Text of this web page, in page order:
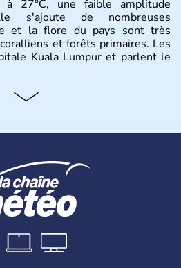
27°C, une faible amplitude
s'ajoute de nombreuses
et la flore du pays sont très
et forêts primaires. Les
Kuala Lumpur et parlent le
d'Asiedu Sud-Est. Deux
C'est l'un des « tigres » de la
années de « pays en voie de
développé », riche de ses 27
dominante est l'Islam.